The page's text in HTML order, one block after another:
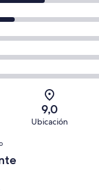
9,0
Ubicación